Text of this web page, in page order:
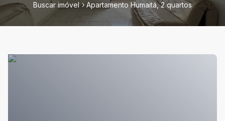
Buscar imóvel Apartamento Humaitá, 2 quartos